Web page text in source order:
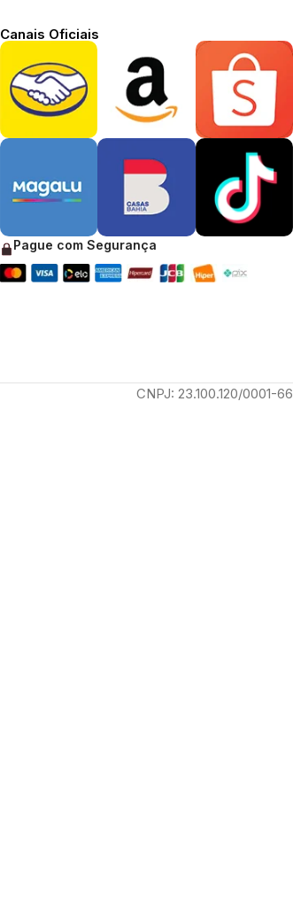
Canais Oficiais
Pague com Segurança
CNPJ: 23.100.120/0001-66